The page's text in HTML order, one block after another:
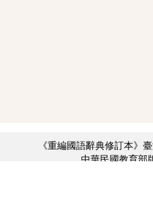
《重編國語辭典修訂本》
中華民國教育部